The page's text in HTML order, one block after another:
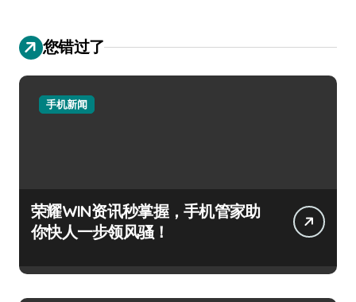
您错过了
手机新闻
荣耀WIN资讯秒掌握，手机管家助
你快人一步领风骚！